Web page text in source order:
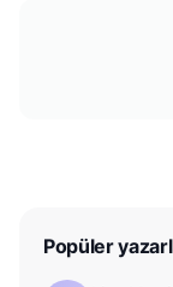
Popüler